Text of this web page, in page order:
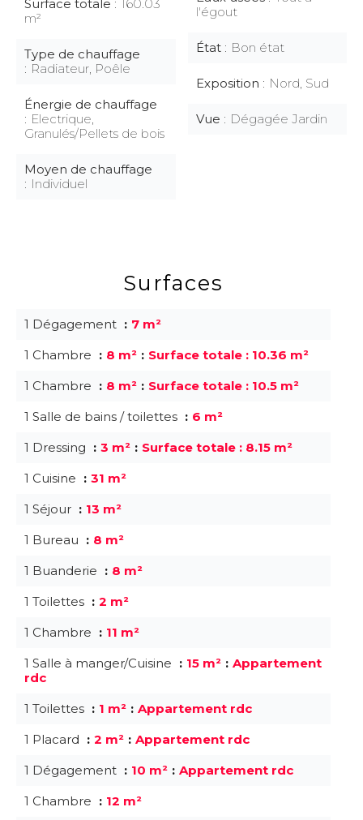
Surface totale
160.03
m²
Type de chauffage
Radiateur, Poêle
Énergie de chauffage
Electrique,
Granulés/Pellets de bois
Moyen de chauffage
Individuel
l'égout
État Bon état
Exposition Nord, Sud
Vue Dégagée Jardin
Surfaces
1 Dégagement
7 m²
1 Chambre
8 m²
Surface totale : 10.36 m²
1 Chambre
8 m²
Surface totale : 10.5 m²
1 Salle de bains / toilettes
6 m²
1 Dressing
3 m²
Surface totale : 8.15 m²
1 Cuisine
31 m²
1 Séjour
13 m²
1 Bureau
8 m²
1 Buanderie
8 m²
1 Toilettes
2 m²
1 Chambre
11 m²
1 Salle à manger/Cuisine
15 m²
Appartement
rdc
1 Toilettes
1 m²
Appartement rdc
1 Placard
2 m²
Appartement rdc
1 Dégagement
10 m²
Appartement rdc
1 Chambre
12 m²